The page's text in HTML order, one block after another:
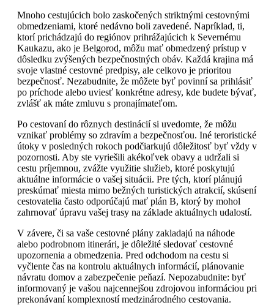
Mnoho cestujúcich bolo zaskočených striktnými cestovnými
obmedzeniami, ktoré nedávno boli zavedené. Napríklad, ti,
ktorí prichádzajú do regiónov prihrážajúcich k Severnému
Kaukazu, ako je Belgorod, môžu mať obmedzený prístup v
dôsledku zvýšených bezpečnostných obáv. Každá krajina má
svoje vlastné cestovné predpisy, ale celkovo je prioritou
bezpečnosť. Nezabudnite, že môžete byť povinní sa prihlásiť
po príchode alebo uviesť konkrétne adresy, kde budete bývať,
zvlášť ak máte zmluvu s pronajímateľom.
Po cestovaní do rôznych destinácií si uvedomte, že môžu
vznikať problémy so zdravím a bezpečnosťou. Iné teroristické
útoky v posledných rokoch podčiarkujú dôležitosť byť vždy v
pozornosti. Aby ste vyriešili akékoľvek obavy a udržali si
cestu príjemnou, zvážte využitie služieb, ktoré poskytujú
aktuálne informácie o vašej situácii. Pre tých, ktorí plánujú
preskúmať miesta mimo bežných turistických atrakcií, skúsení
cestovatelia často odporúčajú mať plán B, ktorý by mohol
zahrnovať úpravu vašej trasy na základe aktuálnych udalostí.
V závere, či sa vaše cestovné plány zakladajú na náhode
alebo podrobnom itinerári, je dôležité sledovať cestovné
upozornenia a obmedzenia. Pred odchodom na cestu si
vyčlente čas na kontrolu aktuálnych informácií, plánovanie
návratu domov a zabezpečenie peňazí. Nepozabudnite: byť
informovaný je vašou najcennejšou zdrojovou informáciou pri
prekonávaní komplexností medzinárodného cestovania.